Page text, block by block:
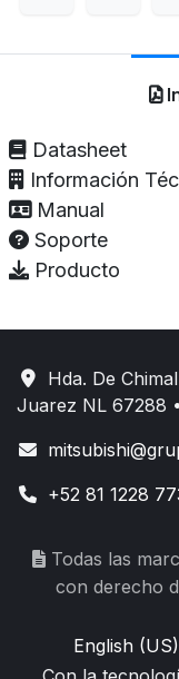
Datasheet
Información
Manual
Soporte
Producto
Hda. De
Juarez NL 67288
+52 81 1228
Todas las
con derecho
English (US)